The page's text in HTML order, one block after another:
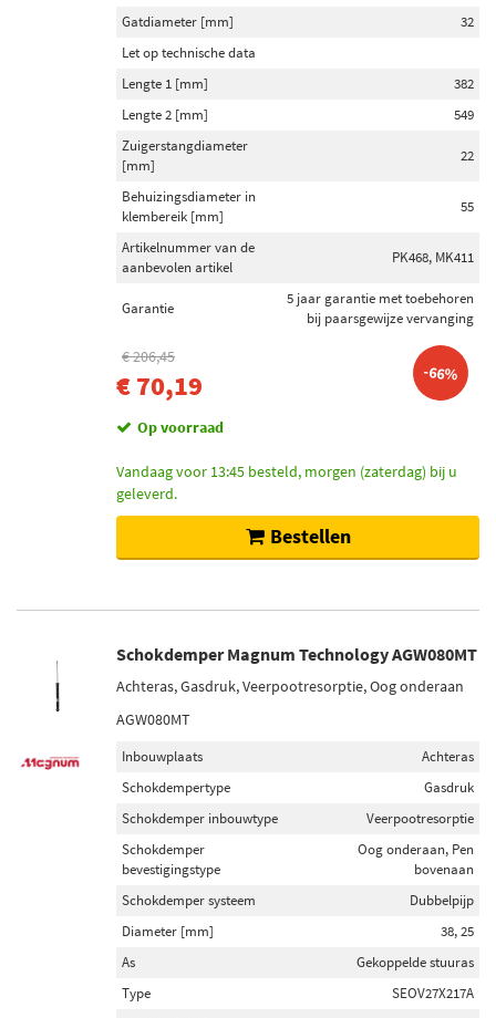
Gatdiameter [mm]
32
Let op technische data
Lengte 1 [mm]
382
Lengte 2 [mm]
549
Zuigerstangdiameter
[mm]
22
Behuizingsdiameter in
klembereik [mm]
55
Artikelnummer van de
aanbevolen artikel
PK468, MK411
Garantie
5 jaar garantie met toebehoren
bij paarsgewijze vervanging
€ 206,45
€ 70,19 -66%
Op voorraad
Vandaag voor 13:45 besteld, morgen (zaterdag) bij u
geleverd.
Bestellen
Schokdemper Magnum Technology AGW080MT
Achteras, Gasdruk, Veerpootresorptie, Oog onderaan
AGW080MT
Inbouwplaats
Achteras
Schokdempertype
Gasdruk
Schokdemper inbouwtype
Veerpootresorptie
Schokdemper
bevestigingstype
Oog onderaan, Pen
bovenaan
Schokdemper systeem
Dubbelpijp
Diameter [mm]
38, 25
As
Gekoppelde stuuras
Type
SEOV27X217A